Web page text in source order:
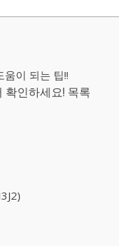
이 되는 팁!!
확인하세요! 목록